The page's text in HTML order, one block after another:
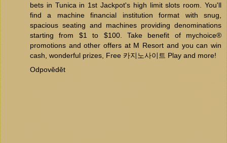
bets in Tunica in 1st Jackpot's high limit slots room. You'll
find a machine financial institution format with snug,
spacious seating and machines providing denominations
starting from $1 to $100. Take benefit of mychoice®
promotions and other offers at M Resort and you can win
cash, wonderful prizes, Free 카지노사이트 Play and more!
Odpovědět